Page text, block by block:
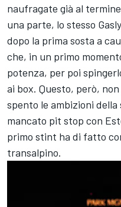
naufragate già al
una parte, lo stesso
dopo la prima sosta a
che, in un primo
potenza, per poi
ai box. Questo, però,
spento le ambizioni
mancato pit stop con
primo stint ha di fatto
transalpino.